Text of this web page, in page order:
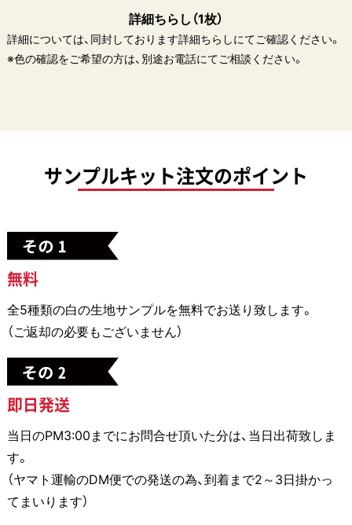
詳細ちらし（1枚）
詳細については、同封しております詳細ちらしにてご確認ください。
※色の確認をご希望の方は、別途お電話にてご相談ください。
サンプルキット注文のポイント
無料
全5種類の白の生地サンプルを無料でお送り致します。
（ご返却の必要もございません）
即日発送
当日のPM3:00までにお問合せ頂いた分は、当日出荷致しま
す。
（ヤマト運輸のDM便での発送の為、到着まで2～3日掛かっ
てまいります）